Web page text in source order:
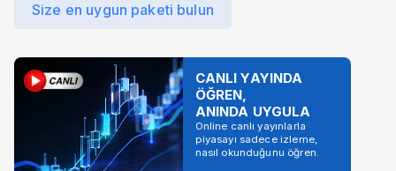
Size en uygun paketi bulun
CANLI YAYINDA
ÖĞREN,
ANINDA UYGULA
Online canlı yayınlarla
piyasayı sadece izleme,
nasıl okunduğunu öğren.